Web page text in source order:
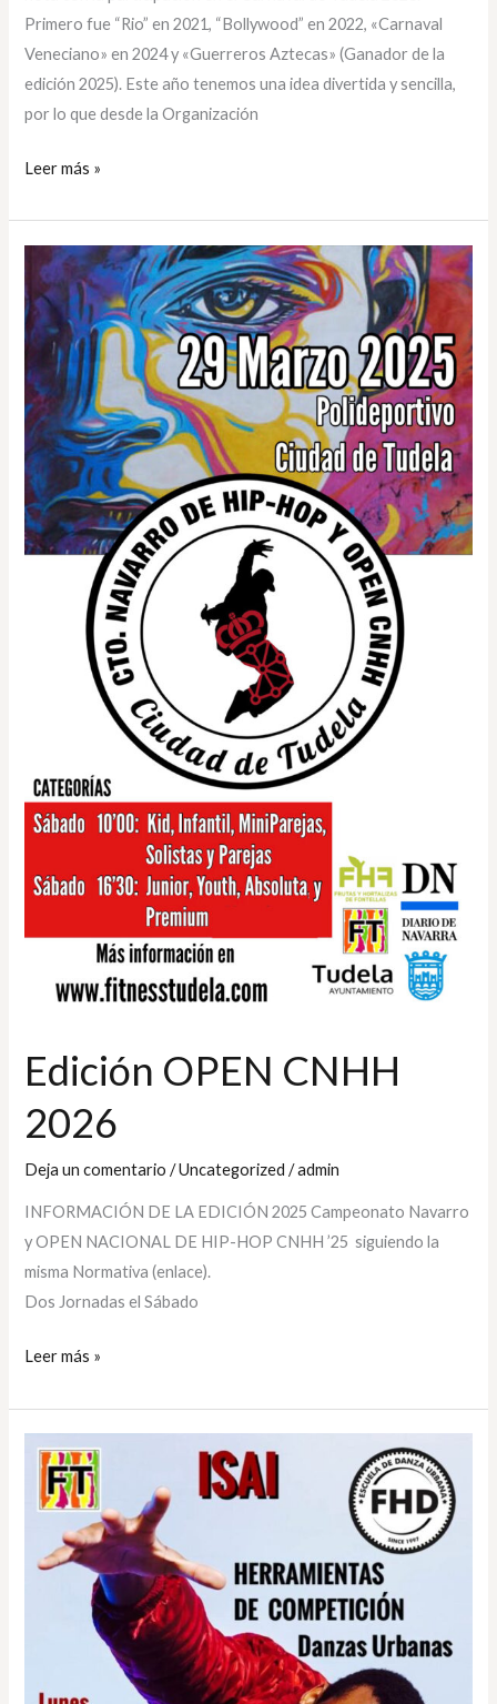
Primero fue “Rio” en 2021, “Bollywood” en 2022, «Carnaval
Veneciano» en 2024 y «Guerreros Aztecas» (Ganador de la
edición 2025). Este año tenemos una idea divertida y sencilla,
por lo que desde la Organización
Leer más »
Edición OPEN CNHH
2026
Deja un comentario /Uncategorized /admin
INFORMACIÓN DE LA EDICIÓN 2025 Campeonato Navarro
y OPEN NACIONAL DE HIP-HOP CNHH ’25 siguiendo la
misma Normativa (enlace).
Dos Jornadas el Sábado
Edición
OPEN
CNHH
2026
Leer más »
Herramientas
competición
danzas
urbanas
FITNESS